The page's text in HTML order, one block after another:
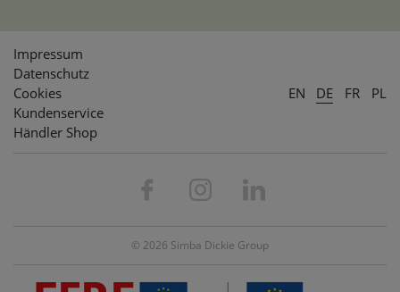
Impressum
Datenschutz
Cookies
Kundenservice
Händler Shop
EN DE FR PL
© 2026 Simba Dickie Group